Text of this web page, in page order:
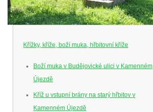
Křížky, kříže, boží muka, hřbitovní kříže
Boží muka v Budějovické ulici v Kamenném
Újezdě
Kříž u vstupní brány na starý hřbitov v
Kamenném Újezdě